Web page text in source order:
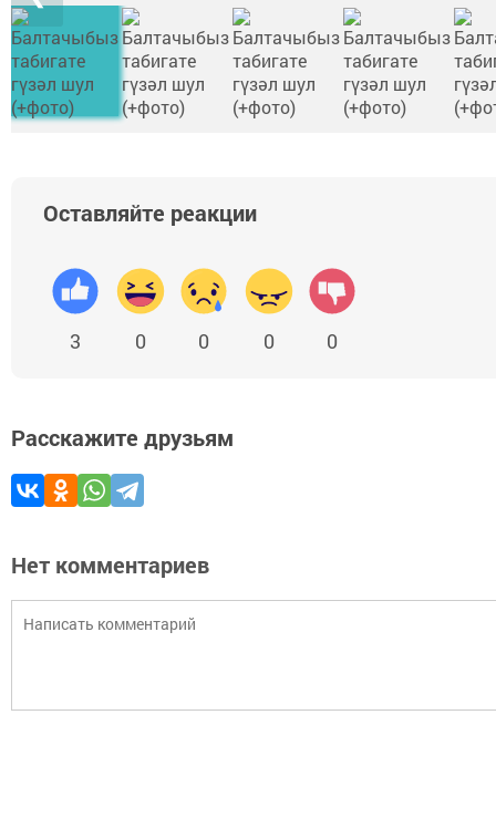
Оставляйте реакции
3 0 0 0 0
Расскажите друзьям
Нет комментариев